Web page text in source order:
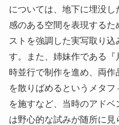
については、地下に埋没
感のある空間を表現するた
ストを強調した実写取り込
す。また、姉妹作である『
時並行で制作を進め、両作
を散りばめるというメタ
を施すなど、当時のアド
は野心的な試みが随所に